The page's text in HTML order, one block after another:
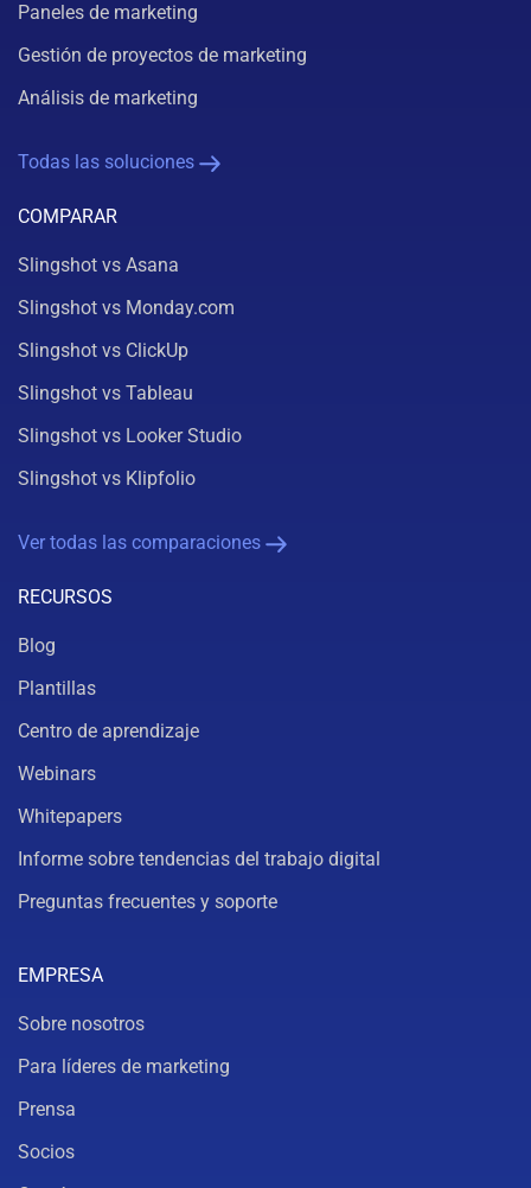
Paneles de marketing
Gestión de proyectos de marketing
Análisis de marketing
Todas las soluciones
COMPARAR
Slingshot vs Asana
Slingshot vs Monday.com
Slingshot vs ClickUp
Slingshot vs Tableau
Slingshot vs Looker Studio
Slingshot vs Klipfolio
Ver todas las comparaciones
RECURSOS
Blog
Plantillas
Centro de aprendizaje
Webinars
Whitepapers
Informe sobre tendencias del trabajo digital
Preguntas frecuentes y soporte
EMPRESA
Sobre nosotros
Para líderes de marketing
Prensa
Socios